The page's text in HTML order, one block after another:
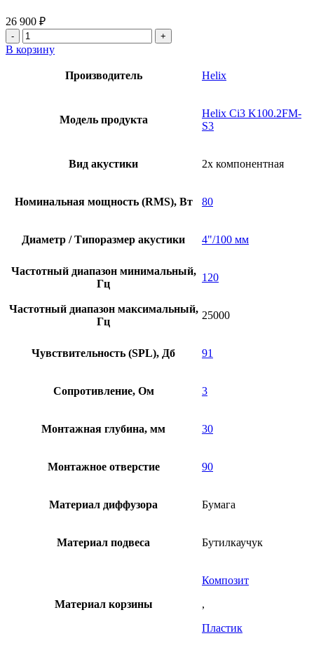
26 900 ₽
Количество
товара
Helix
K100.2FM-
В корзину
Производитель Helix
Модель продукта
Helix Ci3 K100.2FM-
S3
Вид акустики 2х компонентная
Номинальная мощность (RMS), Вт 80
Диаметр / Типоразмер акустики 4"/100 мм
Частотный диапазон минимальный,
Гц
120
Частотный диапазон максимальный,
Гц
25000
Чувствительность (SPL), Дб 91
Сопротивление, Ом 3
Монтажная глубина, мм 30
Монтажное отверстие 90
Материал диффузора Бумага
Материал подвеса Бутилкаучук
Материал корзины
Композит
,
Пластик